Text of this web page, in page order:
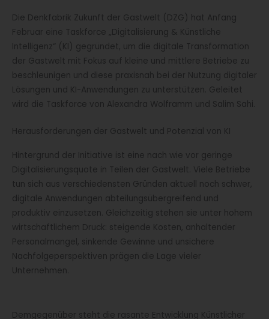
Die Denkfabrik Zukunft der Gastwelt (DZG) hat Anfang
Februar eine Taskforce „Digitalisierung & Künstliche
Intelligenz“ (KI) gegründet, um die digitale Transformation
der Gastwelt mit Fokus auf kleine und mittlere Betriebe zu
beschleunigen und diese praxisnah bei der Nutzung digitaler
Lösungen und KI-Anwendungen zu unterstützen. Geleitet
wird die Taskforce von Alexandra Wolframm und Salim Sahi.
Herausforderungen der Gastwelt und Potenzial von KI
Hintergrund der Initiative ist eine nach wie vor geringe
Digitalisierungsquote in Teilen der Gastwelt. Viele Betriebe
tun sich aus verschiedensten Gründen aktuell noch schwer,
digitale Anwendungen abteilungsübergreifend und
produktiv einzusetzen. Gleichzeitig stehen sie unter hohem
wirtschaftlichem Druck: steigende Kosten, anhaltender
Personalmangel, sinkende Gewinne und unsichere
Nachfolgeperspektiven prägen die Lage vieler
Unternehmen.
Demgegenüber steht die rasante Entwicklung Künstlicher